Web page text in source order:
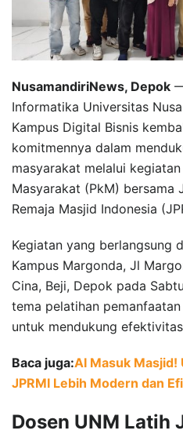
NusamandiriNews, Depok
Informatika Universitas
Kampus Digital Bisnis
komitmennya dalam
masyarakat melalui
Masyarakat (PkM) bersama
Remaja Masjid Indonesia
Kegiatan yang berlangsung
Kampus Margonda, Jl
Cina, Beji, Depok pada
tema pelatihan
untuk mendukung
Baca juga:AI Masuk Masjid!
JPRMI Lebih Modern dan
Dosen UNM Latih